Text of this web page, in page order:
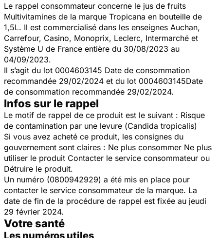
Le rappel consommateur concerne le jus de fruits
Multivitamines de la marque Tropicana en bouteille de
1,5L. Il est commercialisé dans les enseignes Auchan,
Carrefour, Casino, Monoprix, Leclerc, Intermarché et
Système U de France entière du 30/08/2023 au
04/09/2023.
Il s’agit du lot 0004603145 Date de consommation
recommandée 29/02/2024 et du lot 0004603145Date
de consommation recommandée 29/02/2024.
Infos sur le rappel
Le motif de rappel de ce produit est le suivant : Risque
de contamination par une levure (Candida tropicalis)
Si vous avez acheté ce produit, les consignes du
gouvernement sont claires : Ne plus consommer Ne plus
utiliser le produit Contacter le service consommateur ou
Détruire le produit.
Un numéro (0800942929) a été mis en place pour
contacter le service consommateur de la marque. La
date de fin de la procédure de rappel est fixée au jeudi
29 février 2024.
Votre santé
Les numéros utiles